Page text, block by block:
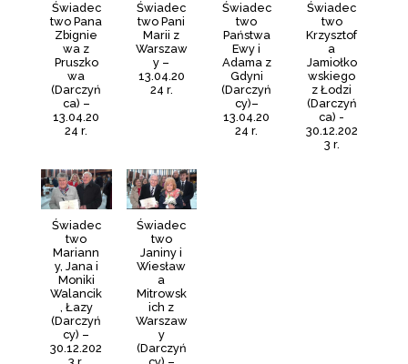
Świadec
two Pana
Zbignie
wa z
Pruszko
wa
(Darczyń
ca) –
13.04.20
24 r.
Świadec
two Pani
Marii z
Warszaw
y –
13.04.20
24 r.
Świadec
two
Państwa
Ewy i
Adama z
Gdyni
(Darczyń
cy)–
13.04.20
24 r.
Świadec
two
Krzysztof
a
Jamiołko
wskiego
z Łodzi
(Darczyń
ca) -
30.12.202
3 r.
Świadec
two
Mariann
y, Jana i
Moniki
Walancik
, Łazy
(Darczyń
cy) –
30.12.202
Świadec
two
Janiny i
Wiesław
a
Mitrowsk
ich z
Warszaw
y
(Darczyń